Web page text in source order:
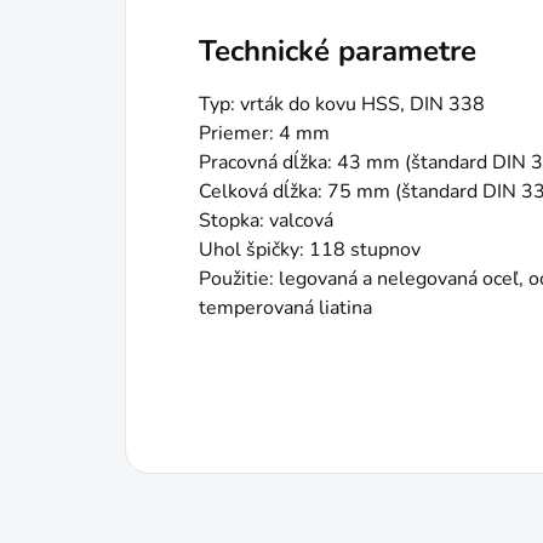
Technické parametre
Typ: vrták do kovu HSS, DIN 338
Priemer: 4 mm
Pracovná dĺžka: 43 mm (štandard DIN
Celková dĺžka: 75 mm (štandard DIN
Stopka: valcová
Uhol špičky: 118 stupnov
Použitie: legovaná a nelegovaná oceľ,
temperovaná liatina